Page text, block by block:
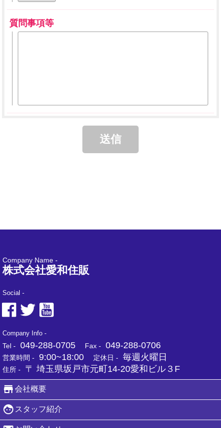
質問事項等
Company Name -
株式会社愛和住販
Social -
Company Info -
Tel - 049-288-0705 Fax - 049-288-0706
営業時間 - 9:00~18:00 定休日 - 毎週火曜日
住所 - 〒 埼玉県坂戸市元町14-20愛和ビル３F
会社概要
スタッフ紹介